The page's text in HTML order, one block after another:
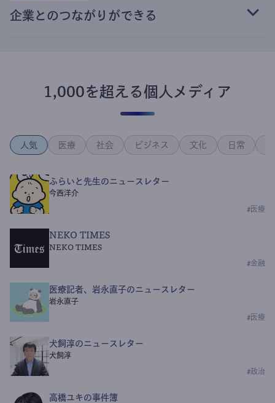
企業とのつながりができる
1,000を超える個人メディア
人気 医療 社会 ビジネス 文化 日常
ふらいと先生のニュースレター
今西洋介
# 医療
NEKO TIMES
NEKO TIMES
#金融
医療記者、岩永直子のニュースレター
岩永直子
# 医療
犬飼淳のニュースレター
犬飼淳
#政治
高橋ユキの事件簿